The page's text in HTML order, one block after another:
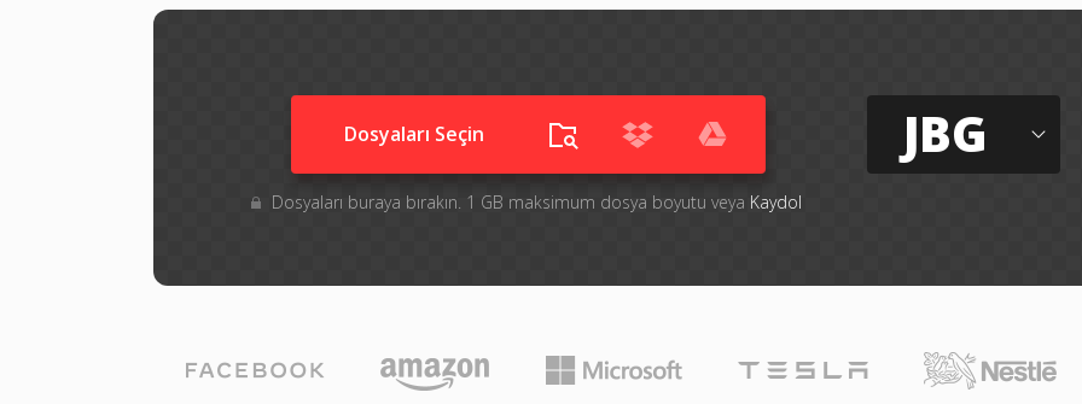
Dosyaları Seçin
Dosyaları buraya bırakın. 1 GB maksimum dosya boyutu veya Kaydol
JBG